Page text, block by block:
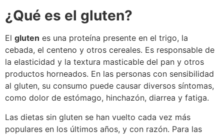
¿Qué es el gluten?
El gluten es una proteína presente en el trigo, la
cebada, el centeno y otros cereales. Es responsable de
la elasticidad y la textura masticable del pan y otros
productos horneados. En las personas con sensibilidad
al gluten, su consumo puede causar diversos síntomas,
como dolor de estómago, hinchazón, diarrea y fatiga.
Las dietas sin gluten se han vuelto cada vez más
populares en los últimos años, y con razón. Para las